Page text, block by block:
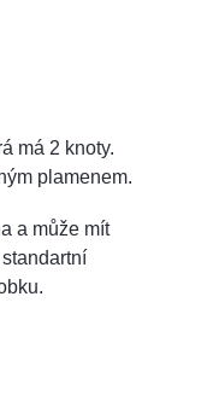
má 2 knoty.
plamenem.
a může mít